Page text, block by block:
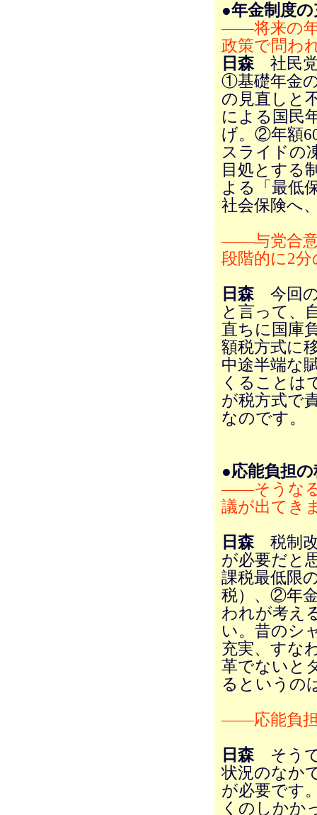
●年金制度
――将来の年
政策で問わ
日森社民党
①基礎年金
の見直しと
による国民
げ。②年額
スライドの
目処とする
よる「最低
社会保険へ
――与党合意
段階的に2
日森今回の
と言って、
直ちに国庫
額税方式に
中途半端な
くることは
が税方式で
なのです。
●応能負担
――そうなる
議が出てき
日森税制改
が必要だと
課税最低限
税）、②年
われが考え
い。昔のシ
充実、すな
革でないと
るというの
――応能負担
日森そうで
状況のなか
が必要です
くのしかか